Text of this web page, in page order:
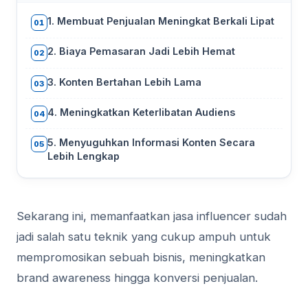
01 1. Membuat Penjualan Meningkat Berkali Lipat
02 2. Biaya Pemasaran Jadi Lebih Hemat
03 3. Konten Bertahan Lebih Lama
04 4. Meningkatkan Keterlibatan Audiens
05 5. Menyuguhkan Informasi Konten Secara
Lebih Lengkap
Sekarang ini, memanfaatkan jasa influencer sudah
jadi salah satu teknik yang cukup ampuh untuk
mempromosikan sebuah bisnis, meningkatkan
brand awareness hingga konversi penjualan.